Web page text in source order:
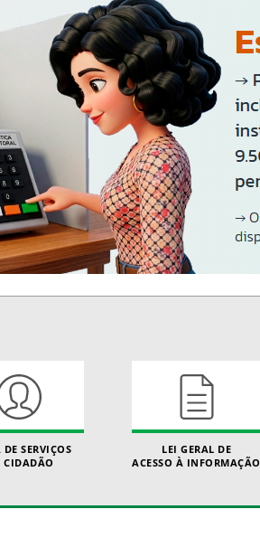
DE SERVIÇOS
CIDADÃO
LEI GERAL DE
ACESSO À INFORMAÇÃO